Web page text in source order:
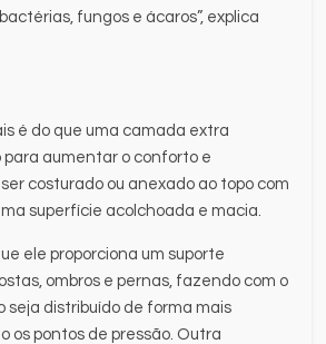
fungos e ácaros”, explica
é do que uma camada extra
aumentar o conforto e
costurado ou anexado ao topo com
superfície acolchoada e macia.
ele proporciona um suporte
ombros e pernas, fazendo com o
seja distribuído de forma mais
os pontos de pressão. Outra